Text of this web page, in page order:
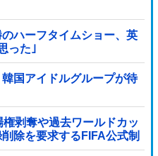
ハーフタイムショー、英
った｣
国アイドルグループが待
剥奪や過去ワールドカッ
除を要求するFIFA公式制